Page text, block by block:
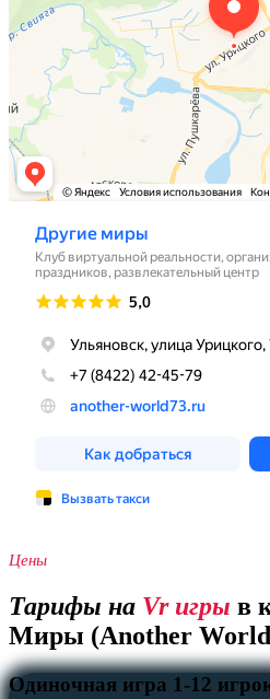
Цены
Тарифы на Vr игры в
Миры (Another
Одиночная игра 1-12